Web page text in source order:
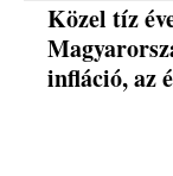
Közel tíz
infláció, az